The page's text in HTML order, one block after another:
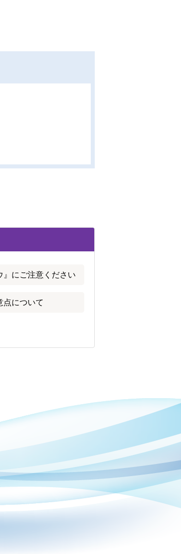
』にご注意ください
点について